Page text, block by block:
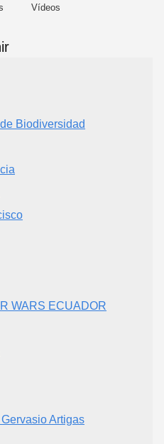
Vídeos
Biodiversidad
WARS ECUADOR
Artigas